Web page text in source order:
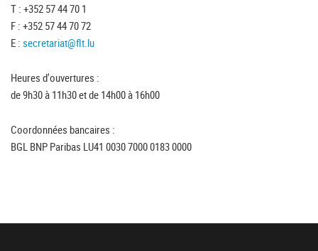
T : +352 57 44 70 1
F : +352 57 44 70 72
E : secretariat@flt.lu
Heures d'ouvertures :
de 9h30 à 11h30 et de 14h00 à 16h00
Coordonnées bancaires :
BGL BNP Paribas LU41 0030 7000 0183 0000